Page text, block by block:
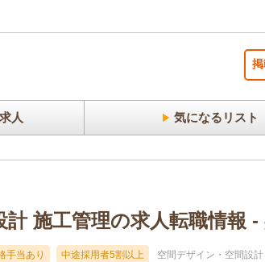
人 気になるリスト
施工管理の求人転職情報 -
手当あり 中途採用者5割以上 空間デザイン・空間設計